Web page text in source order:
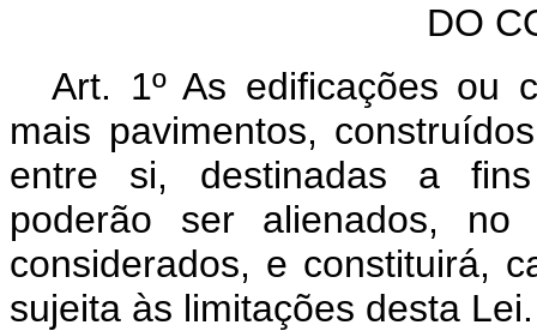
DO
Art. 1º As edificações ou
mais pavimentos,
entre si, destinadas a fins
poderão ser alienados,
considerados, e constituirá,
sujeita às limitações desta Lei.